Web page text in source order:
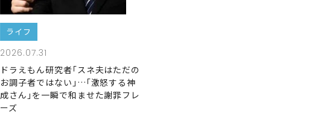
ライフ
2026.07.31
ドラえもん研究者｢スネ夫はただの
お調子者ではない｣…｢激怒する神
成さん｣を一瞬で和ませた謝罪フレ
ーズ